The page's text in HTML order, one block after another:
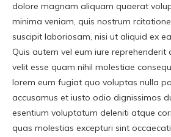
dolore magnam aliquam quaerat
minima veniam, quis nostrum
suscipit laboriosam, nisi ut aliquid ex
Quis autem vel eum iure reprehenderit
velit esse quam nihil molestiae
lorem eum fugiat quo voluptas nulla
accusamus et iusto odio dignissimos
esentium voluptatum deleniti atque
quas molestias excepturi sint